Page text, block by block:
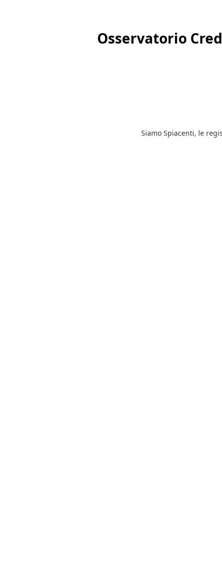
Osservatorio
Siamo Spiacenti, le